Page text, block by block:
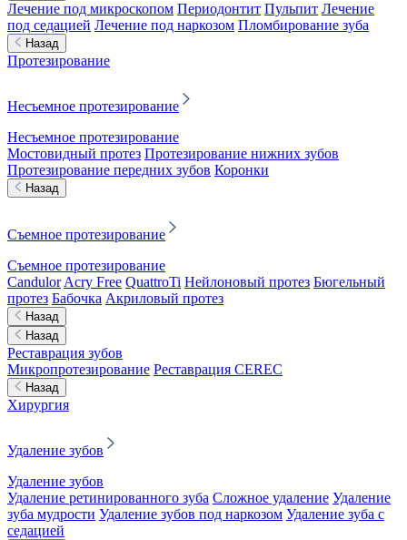
Лечение под микроскопом Периодонтит Пульпит Лечение
под седацией Лечение под наркозом Пломбирование зуба
Назад
Протезирование
Несъемное протезирование
Несъемное протезирование
Мостовидный протез Протезирование нижних зубов
Протезирование передних зубов Коронки
Назад
Съемное протезирование
Съемное протезирование
Candulor Acry Free QuattroTi Нейлоновый протез Бюгельный
протез Бабочка Акриловый протез
Назад
Назад
Реставрация зубов
Микропротезирование Реставрация CEREC
Назад
Хирургия
Удаление зубов
Удаление зубов
Удаление ретинированного зуба Сложное удаление Удаление
зуба мудрости Удаление зубов под наркозом Удаление зуба с
седацией